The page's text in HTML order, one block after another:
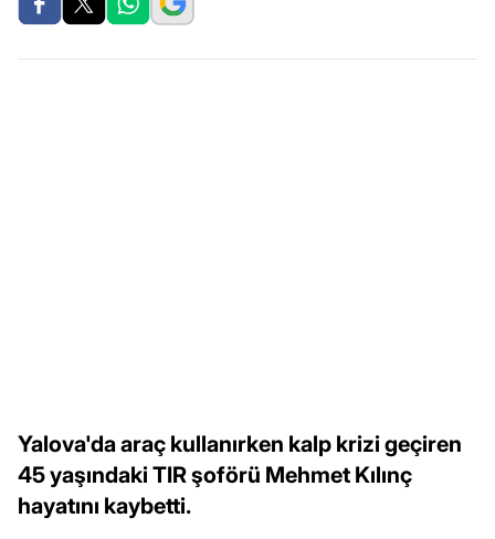
Yalova'da araç kullanırken kalp krizi geçiren
45 yaşındaki TIR şoförü Mehmet Kılınç
hayatını kaybetti.